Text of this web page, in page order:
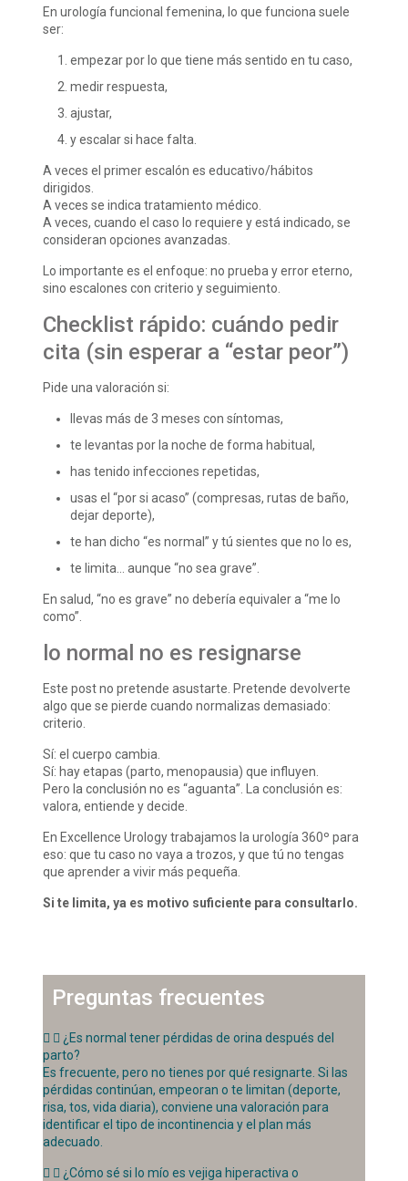
En urología funcional femenina, lo que funciona suele
ser:
empezar por lo que tiene más sentido en tu caso,
medir respuesta,
ajustar,
y escalar si hace falta.
A veces el primer escalón es educativo/hábitos
dirigidos.
A veces se indica tratamiento médico.
A veces, cuando el caso lo requiere y está indicado, se
consideran opciones avanzadas.
Lo importante es el enfoque: no prueba y error eterno,
sino escalones con criterio y seguimiento.
Checklist rápido: cuándo pedir
cita (sin esperar a “estar peor”)
Pide una valoración si:
llevas más de 3 meses con síntomas,
te levantas por la noche de forma habitual,
has tenido infecciones repetidas,
usas el “por si acaso” (compresas, rutas de baño,
dejar deporte),
te han dicho “es normal” y tú sientes que no lo es,
te limita… aunque “no sea grave”.
En salud, “no es grave” no debería equivaler a “me lo
como”.
lo normal no es resignarse
Este post no pretende asustarte. Pretende devolverte
algo que se pierde cuando normalizas demasiado:
criterio.
Sí: el cuerpo cambia.
Sí: hay etapas (parto, menopausia) que influyen.
Pero la conclusión no es “aguanta”. La conclusión es:
valora, entiende y decide.
En Excellence Urology trabajamos la urología 360º para
eso: que tu caso no vaya a trozos, y que tú no tengas
que aprender a vivir más pequeña.
Si te limita, ya es motivo suficiente para consultarlo.
Preguntas frecuentes
¿Es normal tener pérdidas de orina después del
parto?
Es frecuente, pero no tienes por qué resignarte. Si las
pérdidas continúan, empeoran o te limitan (deporte,
risa, tos, vida diaria), conviene una valoración para
identificar el tipo de incontinencia y el plan más
adecuado.
¿Cómo sé si lo mío es vejiga hiperactiva o